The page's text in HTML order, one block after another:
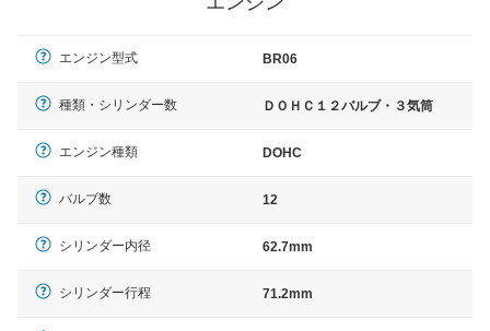
エンジン型式 BR06
種類・シリンダー数 ＤＯＨＣ１２バルブ・３気筒
エンジン種類 DOHC
バルブ数 12
シリンダー内径 62.7mm
シリンダー行程 71.2mm